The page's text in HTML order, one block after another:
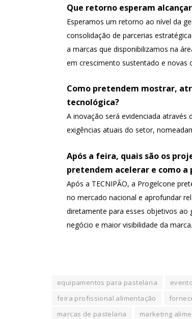
Que retorno esperam
Esperamos um retorno ao nível da
consolidação de parcerias
a marcas que disponibilizamos na
em crescimento sustentado e novas
Como pretendem mostrar,
tecnológica?
A inovação será evidenciada através
exigências atuais do setor,
Após a feira, quais são os
pretendem acelerar e como a
Após a TECNIPÃO, a Progelcone
no mercado nacional e aprofundar
diretamente para esses objetivos
negócio e maior visibilidade da marca.
equipamentos para pastelaria
feira profissional alimentação
marcas de pastelaria
marketing